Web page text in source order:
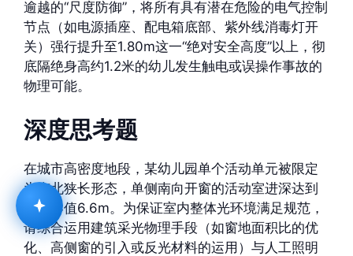
逾越的“尺度防御”，将所有具有潜在危险的电气控制
节点（如电源插座、配电箱底部、紫外线消毒灯开
关）强行提升至1.80m这一“绝对安全高度”以上，彻
底隔绝身高约1.2米的幼儿发生触电或误操作事故的
物理可能。
深度思考题
在城市高密度地段，某幼儿园单个活动单元被限定
为南北狭长形态，单侧南向开窗的活动室进深达到
了临界值6.6m。为保证室内整体光环境满足规范，
请综合运用建筑采光物理手段（如窗地面积比的优
化、高侧窗的引入或反光材料的运用）与人工照明